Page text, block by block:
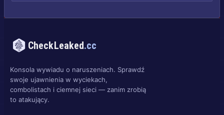
CheckLeaked.cc
Konsola wywiadu o naruszeniach. Sprawdź
swoje ujawnienia w wyciekach,
combolistach i ciemnej sieci — zanim zrobią
to atakujący.